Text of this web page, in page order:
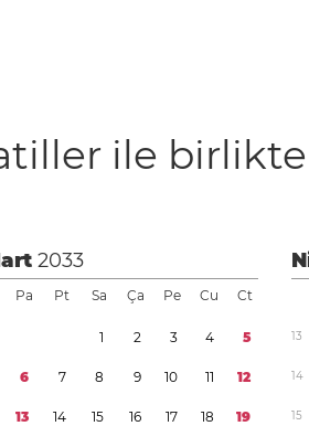
ile birlikte
2033
Pa Pt Sa Ça Pe Cu Ct
1 2 3 4 5
6 7 8 9 10 11 12
13 14 15 16 17 18 19
13
14
15